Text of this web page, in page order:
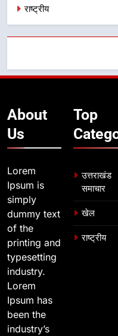
राष्ट्रीय
About
Us
Lorem
Ipsum is
simply
dummy text
of the
printing and
typesetting
industry.
Lorem
Ipsum has
been the
industry’s
Top
उत्तराखंड
समाचार
खेल
राष्ट्रीय